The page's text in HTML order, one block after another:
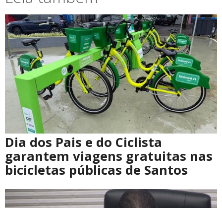
Dia dos Pais e do Ciclista
garantem viagens gratuitas nas
bicicletas públicas de Santos